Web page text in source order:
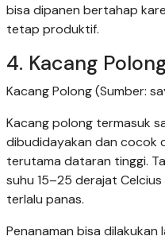
bisa dipanen bertahap
tetap produktif.
4. Kacang
Kacang Polong (Sumber:
Kacang polong termasuk
dibudidayakan dan cocok
terutama dataran tinggi.
suhu 15–25 derajat
terlalu panas.
Penanaman bisa